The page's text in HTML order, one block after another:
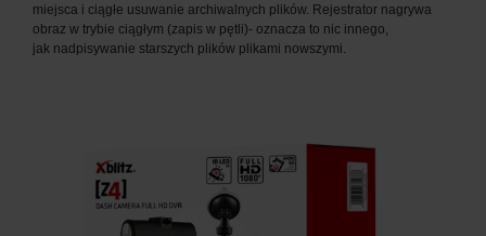
miejsca i ciągłe usuwanie archiwalnych plików. Rejestrator nagrywa
obraz w trybie ciągłym (zapis w pętli)- oznacza to nic innego,
jak nadpisywanie starszych plików plikami nowszymi.